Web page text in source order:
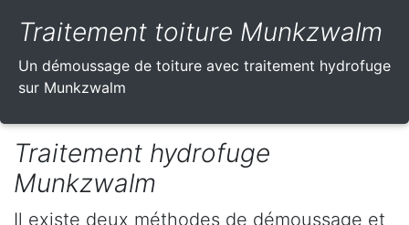
Traitement toiture Munkzwalm
Un démoussage de toiture avec traitement hydrofuge
sur Munkzwalm
Traitement hydrofuge
Munkzwalm
Il existe deux méthodes de démoussage et